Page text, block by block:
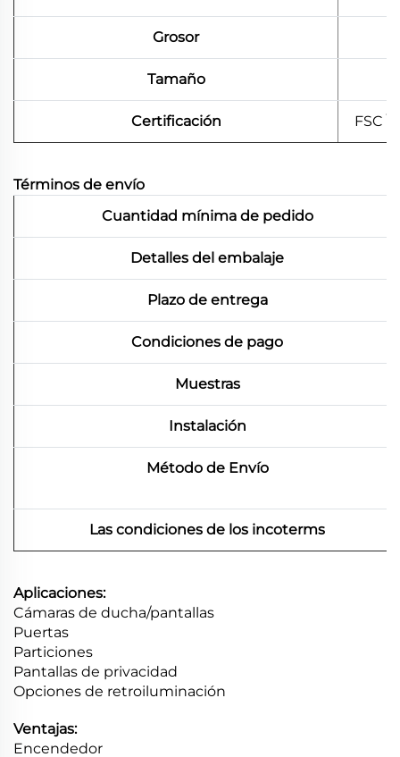
Grosor
Tamaño
Certificación FSC \
Términos de envío
Cuantidad mínima de pedido
Detalles del embalaje
Plazo de entrega
Condiciones de pago
Muestras
Instalación
Método de Envío
Las condiciones de los incoterms
Aplicaciones:
Cámaras de ducha/pantallas
Puertas
Particiones
Pantallas de privacidad
Opciones de retroiluminación
Ventajas:
Encendedor